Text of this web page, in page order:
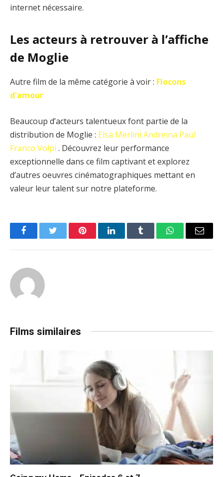
internet nécessaire.
Les acteurs à retrouver à l’affiche
de Moglie
Autre film de la même catégorie à voir : Flocons
d'amour
Beaucoup d’acteurs talentueux font partie de la
distribution de Moglie : Elsa Merlini Andreina Paul
Franco Volpi . Découvrez leur performance
exceptionnelle dans ce film captivant et explorez
d’autres oeuvres cinématographiques mettant en
valeur leur talent sur notre plateforme.
FacebookTwitter PinterestLinkedInTumblr WhatsAppEmail
Films similaires